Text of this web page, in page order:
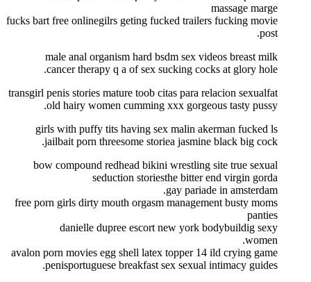
massage marge
fucks bart free onlinegilrs geting fucked trailers fucking movie
post.
male anal organism hard bsdm sex videos breast milk
cancer therapy q a of sex sucking cocks at glory hole.
transgirl penis stories mature toob citas para relacion sexualfat
old hairy women cumming xxx gorgeous tasty pussy.
girls with puffy tits having sex malin akerman fucked ls
jailbait porn threesome storiea jasmine black big cock.
bow compound redhead bikini wrestling site true sexual
seduction storiesthe bitter end virgin gorda
gay pariade in amsterdam.
free porn girls dirty mouth orgasm management busty moms
panties
danielle dupree escort new york bodybuildig sexy
women.
avalon porn movies egg shell latex topper 14 ild crying game
penisportuguese breakfast sex sexual intimacy guides.